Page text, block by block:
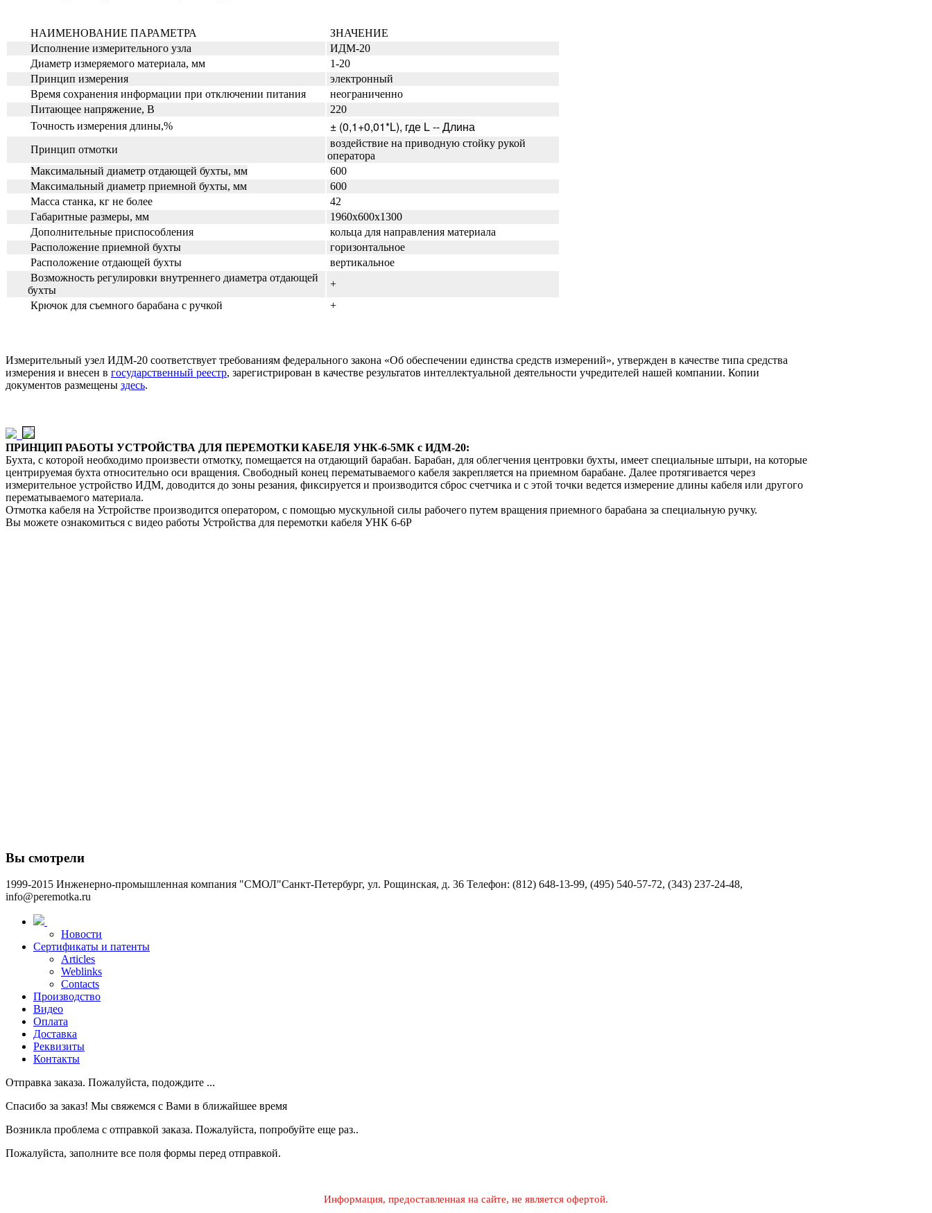
НАИМЕНОВАНИЕ ПАРАМЕТРА
ЗНАЧЕНИЕ
Исполнение измерительного узла
ИДМ-20
Диаметр измеряемого материала, мм
1-20
Принцип измерения
электронный
Время сохранения информации при отключении питания
неограниченно
Питающее напряжение, В
220
Точность измерения длины,%
± (0,1+0,01*L), где L -- Длина
Принцип отмотки
воздействие на приводную стойку рукой
оператора
Максимальный диаметр отдающей бухты, мм
600
Максимальный диаметр приемной бухты, мм
600
Масса станка, кг не более
42
Габаритные размеры, мм
1960х600х1300
Дополнительные приспособления
кольца для направления материала
Расположение приемной бухты
горизонтальное
Расположение отдающей бухты
вертикальное
Возможность регулировки внутреннего диаметра отдающей
бухты
+
Крючок для съемного барабана с ручкой
+
Измерительный узел ИДМ-20 соответствует требованиям федерального закона «Об обеспечении единства средств измерений», утвержден в качестве типа средства
измерения и внесен в государственный реестр, зарегистрирован в качестве результатов интеллектуальной деятельности учредителей нашей компании. Копии
документов размещены здесь.
ПРИНЦИП РАБОТЫ УСТРОЙСТВА ДЛЯ ПЕРЕМОТКИ КАБЕЛЯ УНК-6-5МК с ИДМ-20:
Бухта, с которой необходимо произвести отмотку, помещается на отдающий барабан. Барабан, для облегчения центровки бухты, имеет специальные штыри, на которые
центрируемая бухта относительно оси вращения. Свободный конец перематываемого кабеля закрепляется на приемном барабане. Далее протягивается через
измерительное устройство ИДМ, доводится до зоны резания, фиксируется и производится сброс счетчика и с этой точки ведется измерение длины кабеля или другого
перематываемого материала.
Отмотка кабеля на Устройстве производится оператором, с помощью мускульной силы рабочего путем вращения приемного барабана за специальную ручку.
Вы можете ознакомиться с видео работы Устройства для перемотки кабеля УНК 6-6Р
Вы смотрели
1999-2015 Инженерно-промышленная компания "СМОЛ"Санкт-Петербург, ул. Рощинская, д. 36 Телефон: (812) 648-13-99, (495) 540-57-72, (343) 237-24-48,
info@peremotka.ru
Новости
Сертификаты и патенты
Articles
Weblinks
Contacts
Производство
Видео
Оплата
Доставка
Реквизиты
Контакты
Отправка заказа. Пожалуйста, подождите ...
Спасибо за заказ! Мы свяжемся с Вами в ближайшее время
Возникла проблема с отправкой заказа. Пожалуйста, попробуйте еще раз..
Пожалуйста, заполните все поля формы перед отправкой.
Информация, предоставленная на сайте, не является офертой.